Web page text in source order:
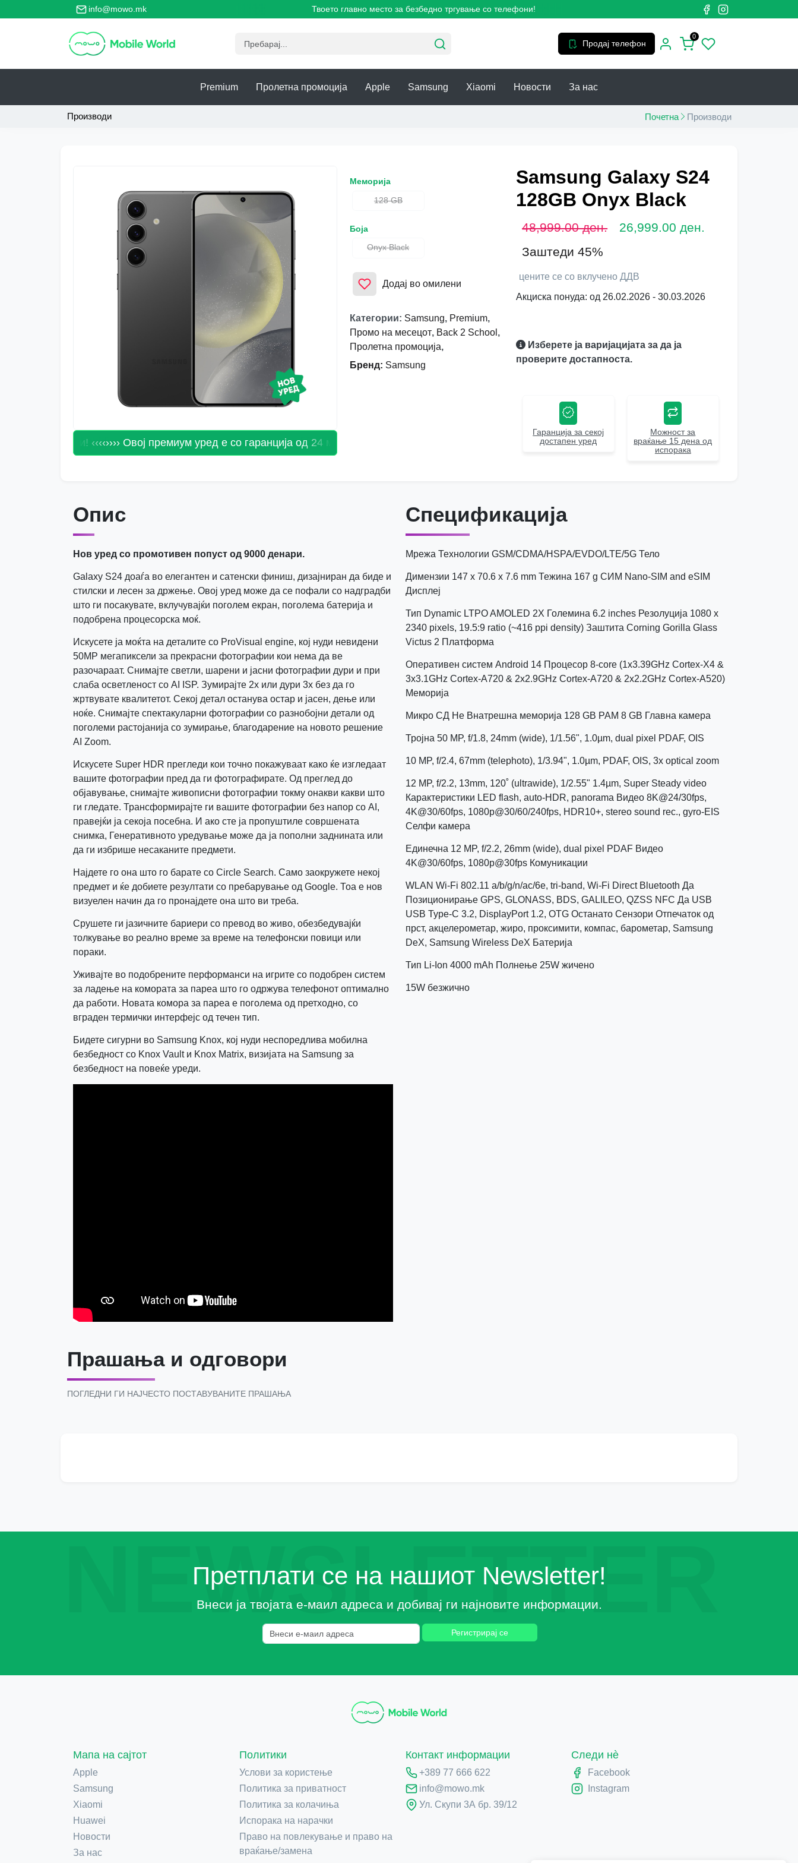
info@mowo.mk
главно место за безбедно тргување со телефони! Твоето главно место за безбедно тргување со телефони!
Продај телефон
0
Premium Пролетна промоција Apple Samsung Xiaomi Новости За нас
Производи Почетна Производи
од 24 месеци! ‹‹‹‹›››› Овој премиум уред е со гаранција од 24 месеци! ‹‹‹‹
Меморија
128 GB
Боја
Onyx Black
Додај во омилени
Категории: Samsung, Premium,
Промо на месецот, Back 2 School ,
Пролетна промоција,
Бренд: Samsung
Samsung Galaxy S24
128GB Onyx Black
48,999.00 ден.
26,999.00 ден.
Заштеди 45%
цените се со вклучено ДДВ
Акциска понуда: од 26.02.2026 - 30.03.2026
Изберете ја варијацијата за да ја
проверите достапноста.
Гаранција за секој
достапен уред
Можност за
враќање 15 дена од
испорака
Опис
Нов уред со промотивен попуст од 9000 денари.
Galaxy S24 доаѓа во елегантен и сатенски финиш, дизајниран да биде и
стилски и лесен за држење. Овој уред може да се пофали со надградби
што ги посакувате, вклучувајќи поголем екран, поголема батерија и
подобрена процесорска моќ.
Искусете ја моќта на деталите со ProVisual engine, кој нуди невидени
50MP мегапиксели за прекрасни фотографии кои нема да ве
разочараат. Снимајте светли, шарени и јасни фотографии дури и при
слаба осветленост со AI ISP. Зумирајте 2x или дури 3x без да го
жртвувате квалитетот. Секој детал останува остар и јасен, дење или
ноќе. Снимајте спектакуларни фотографии со разнобојни детали од
поголеми растојанија со зумирање, благодарение на новото решение
AI Zoom.
Искусете Super HDR прегледи кои точно покажуваат како ќе изгледаат
вашите фотографии пред да ги фотографирате. Од преглед до
објавување, снимајте живописни фотографии токму онакви какви што
ги гледате. Трансформирајте ги вашите фотографии без напор со AI,
правејќи ја секоја посебна. И ако сте ја пропуштиле совршената
снимка, Генеративното уредување може да ја пополни заднината или
да ги избрише несаканите предмети.
Најдете го она што го барате со Circle Search. Само заокружете некој
предмет и ќе добиете резултати со пребарување од Google. Тоа е нов
визуелен начин да го пронајдете она што ви треба.
Срушете ги јазичните бариери со превод во живо, обезбедувајќи
толкување во реално време за време на телефонски повици или
пораки.
Уживајте во подобрените перформанси на игрите со подобрен систем
за ладење на комората за пареа што го одржува телефонот оптимално
да работи. Новата комора за пареа е поголема од претходно, со
вграден термички интерфејс од течен тип.
Бидете сигурни во Samsung Knox, кој нуди неспоредлива мобилна
безбедност со Knox Vault и Knox Matrix, визијата на Samsung за
безбедност на повеќе уреди.
Спецификација
Мрежа Технологии GSM/CDMA/HSPA/EVDO/LTE/5G Тело
Димензии 147 x 70.6 x 7.6 mm Тежина 167 g СИМ Nano-SIM and eSIM
Дисплеј
Тип Dynamic LTPO AMOLED 2X Големина 6.2 inches Резолуција 1080 x
2340 pixels, 19.5:9 ratio (~416 ppi density) Заштита Corning Gorilla Glass
Victus 2 Платформа
Оперативен систем Android 14 Процесор 8-core (1x3.39GHz Cortex-X4 &
3x3.1GHz Cortex-A720 & 2x2.9GHz Cortex-A720 & 2x2.2GHz Cortex-A520)
Меморија
Микро СД Не Внатрешна меморија 128 GB РАМ 8 GB Главна камера
Тројна 50 MP, f/1.8, 24mm (wide), 1/1.56", 1.0µm, dual pixel PDAF, OIS
10 MP, f/2.4, 67mm (telephoto), 1/3.94", 1.0µm, PDAF, OIS, 3x optical zoom
12 MP, f/2.2, 13mm, 120˚ (ultrawide), 1/2.55" 1.4µm, Super Steady video
Карактеристики LED flash, auto-HDR, panorama Видео 8K@24/30fps,
4K@30/60fps, 1080p@30/60/240fps, HDR10+, stereo sound rec., gyro-EIS
Селфи камера
Единечна 12 MP, f/2.2, 26mm (wide), dual pixel PDAF Видео
4K@30/60fps, 1080p@30fps Комуникации
WLAN Wi-Fi 802.11 a/b/g/n/ac/6e, tri-band, Wi-Fi Direct Bluetooth Да
Позиционирање GPS, GLONASS, BDS, GALILEO, QZSS NFC Да USB
USB Type-C 3.2, DisplayPort 1.2, OTG Останато Сензори Отпечаток од
прст, акцелерометар, жиро, проксимити, компас, барометар, Samsung
DeX, Samsung Wireless DeX Батерија
Тип Li-Ion 4000 mAh Полнење 25W жичено
15W безжично
Прашања и одговори
ПОГЛЕДНИ ГИ НАЈЧЕСТО ПОСТАВУВАНИТЕ ПРАШАЊА
NEWSLETTER
Претплати се на нашиот Newsletter!
Внеси ја твојата е-маил адреса и добивај ги најновите информации.
Регистрирај се
Мапа на сајтот
Apple
Samsung
Xiaomi
Huawei
Новости
За нас
Политики
Услови за користење
Политика за приватност
Политика за колачиња
Испорака на нарачки
Право на повлекување и право на
враќање/замена
Контакт информации
+389 77 666 622
info@mowo.mk
Ул. Скупи 3А бр. 39/12
Следи нè
Facebook
Instagram